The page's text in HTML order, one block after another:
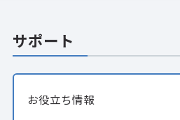
サポート
お役立ち情報